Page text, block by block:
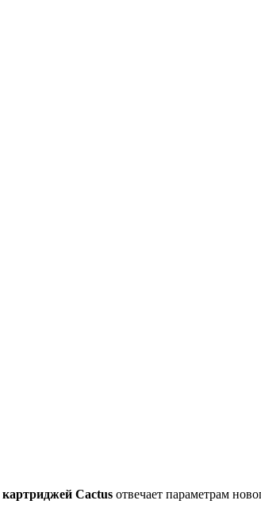
картриджей Cactus отвечает параметрам